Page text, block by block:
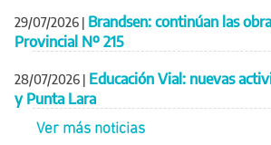
29/07/2026 | Brandsen: continúan las
Provincial Nº 215
28/07/2026 | Educación Vial: nuevas
y Punta Lara
Ver más noticias